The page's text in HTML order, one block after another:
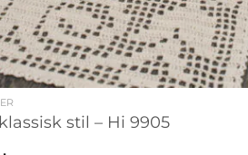
stil – Hi 9905